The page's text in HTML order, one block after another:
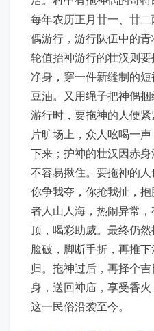
每年农历正月廿一、廿
偶游行，游行队伍中的
轮值抬神游行的壮汉则
净身，穿一件新缝制的
豆油。又用绳子把神偶
游行时，要拖神的人便
片旷场上，众人吆喝一
下来；护神的壮汉因赤
不容易揪住。要拖神的
你争我夺，你抢我扯，
者人山人海，热闹异常
顶，喝彩助威。最终仍
脸破，脚断手折，再推
归。拖神过后，再择个
身，送回神庙，享受香
这一民俗沿袭至今。